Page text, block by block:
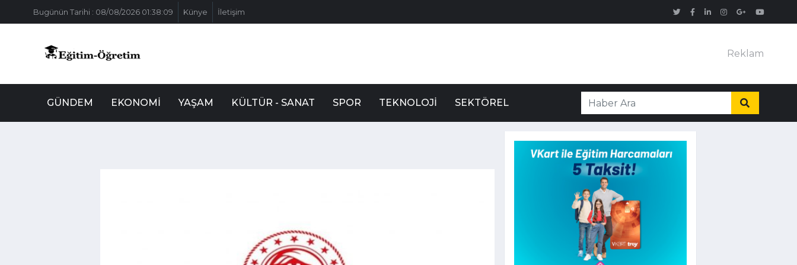
Bugünün Tarihi : 08/08/2026 01:38:09 Künye İletişim
Reklam
GÜNDEM EKONOMI YAŞAM KÜLTÜR - SANAT SPOR TEKNOLOJI SEKTÖREL